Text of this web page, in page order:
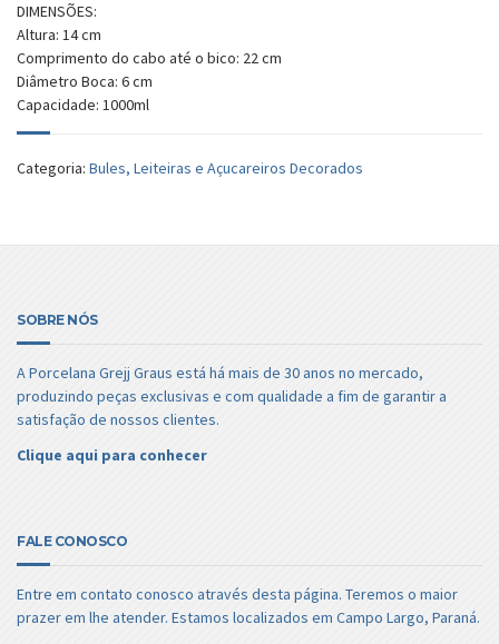
DIMENSÕES:
Altura: 14 cm
Comprimento do cabo até o bico: 22 cm
Diâmetro Boca: 6 cm
Capacidade: 1000ml
Categoria: Bules, Leiteiras e Açucareiros Decorados
SOBRE NÓS
A Porcelana Grejj Graus está há mais de 30 anos no mercado,
produzindo peças exclusivas e com qualidade a fim de garantir a
satisfação de nossos clientes.
Clique aqui para conhecer
FALE CONOSCO
Entre em contato conosco através desta página. Teremos o maior
prazer em lhe atender. Estamos localizados em Campo Largo, Paraná.